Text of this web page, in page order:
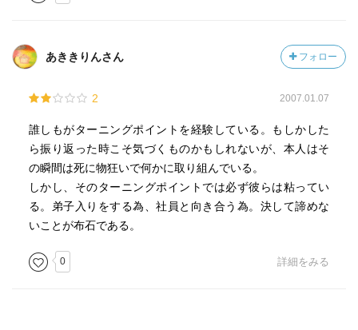
あききりんさん フォロー
2 2007.01.07
誰しもがターニングポイントを経験している。もしかした
ら振り返った時こそ気づくものかもしれないが、本人はそ
の瞬間は死に物狂いで何かに取り組んでいる。
しかし、そのターニングポイントでは必ず彼らは粘ってい
る。弟子入りをする為、社員と向き合う為。決して諦めな
いことが布石である。
0 詳細をみる